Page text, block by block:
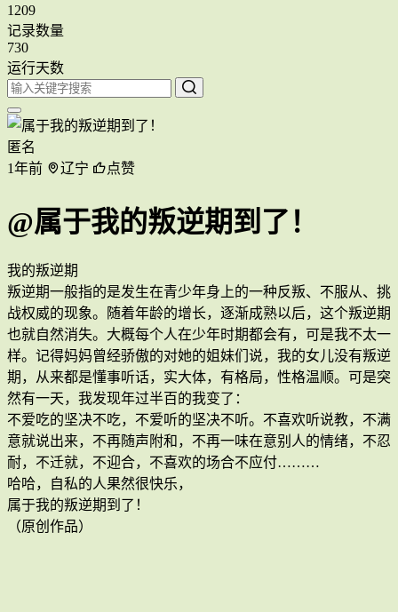
1209
记录数量
730
运行天数
匿名
1年前
辽宁 点赞
@属于我的叛逆期到了！
我的叛逆期
叛逆期一般指的是发生在青少年身上的一种反叛、不服从、挑
战权威的现象。随着年龄的增长，逐渐成熟以后，这个叛逆期
也就自然消失。大概每个人在少年时期都会有，可是我不太一
样。记得妈妈曾经骄傲的对她的姐妹们说，我的女儿没有叛逆
期，从来都是懂事听话，实大体，有格局，性格温顺。可是突
然有一天，我发现年过半百的我变了：
不爱吃的坚决不吃，不爱听的坚决不听。不喜欢听说教，不满
意就说出来，不再随声附和，不再一味在意别人的情绪，不忍
耐，不迁就，不迎合，不喜欢的场合不应付………
哈哈，自私的人果然很快乐，
属于我的叛逆期到了！
（原创作品）